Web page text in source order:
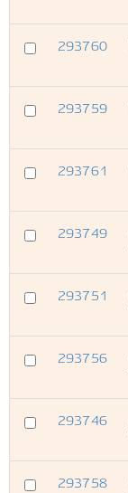
293760
293759
293761
293749
293751
293756
293746
293758